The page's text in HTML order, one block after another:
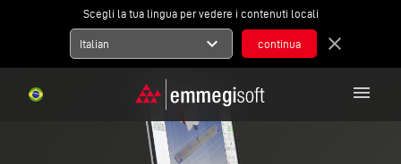
Scegli la tua lingua per vedere i contenuti locali
Italian expand_more close
menu